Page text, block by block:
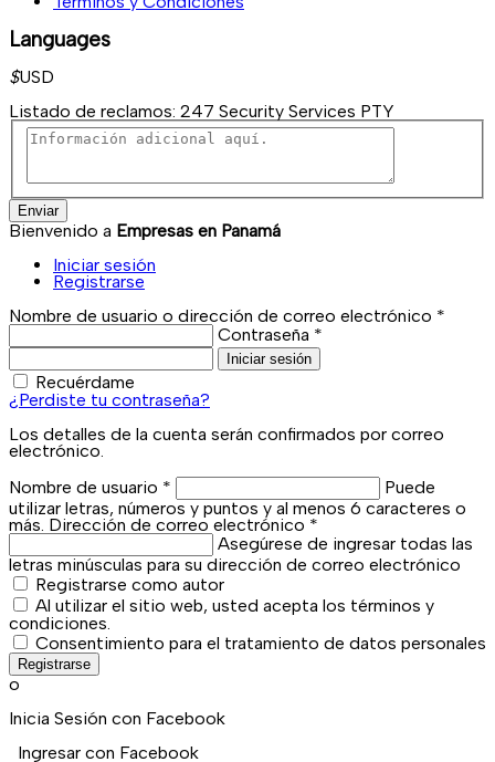
Languages
$USD
Listado de reclamos: 247 Security Services PTY
Enviar
Bienvenido a Empresas en Panamá
Iniciar sesión
Registrarse
Nombre de usuario o dirección de correo electrónico *
Contraseña *
Iniciar sesión
Recuérdame
¿Perdiste tu contraseña?
Los detalles de la cuenta serán confirmados por correo
electrónico.
Nombre de usuario *
Puede
utilizar letras, números y puntos y al menos 6 caracteres o
más. Dirección de correo electrónico *
Asegúrese de ingresar todas las
letras minúsculas para su dirección de correo electrónico
Registrarse como autor
Al utilizar el sitio web, usted acepta los términos y
condiciones.
Consentimiento para el tratamiento de datos personales
Registrarse
o
Inicia Sesión con Facebook
Ingresar con Facebook